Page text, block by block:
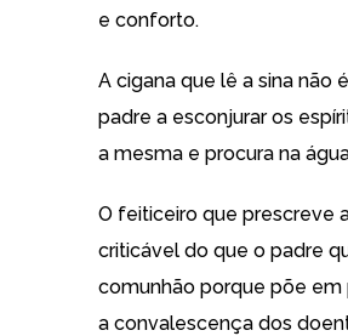
e conforto.
A cigana que lê a sina não
padre a esconjurar os
a mesma e procura na
O feiticeiro que prescreve
criticável do que o padre
comunhão porque põe em
a convalescença dos